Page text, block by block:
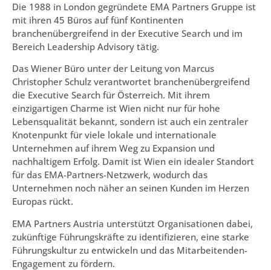
Die 1988 in London gegründete EMA Partners Gruppe ist
mit ihren 45 Büros auf fünf Kontinenten
branchenübergreifend in der Executive Search und im
Bereich Leadership Advisory tätig.
Das Wiener Büro unter der Leitung von Marcus
Christopher Schulz verantwortet branchenübergreifend
die Executive Search für Österreich. Mit ihrem
einzigartigen Charme ist Wien nicht nur für hohe
Lebensqualität bekannt, sondern ist auch ein zentraler
Knotenpunkt für viele lokale und internationale
Unternehmen auf ihrem Weg zu Expansion und
nachhaltigem Erfolg. Damit ist Wien ein idealer Standort
für das EMA-Partners-Netzwerk, wodurch das
Unternehmen noch näher an seinen Kunden im Herzen
Europas rückt.
EMA Partners Austria unterstützt Organisationen dabei,
zukünftige Führungskräfte zu identifizieren, eine starke
Führungskultur zu entwickeln und das Mitarbeitenden-
Engagement zu fördern.